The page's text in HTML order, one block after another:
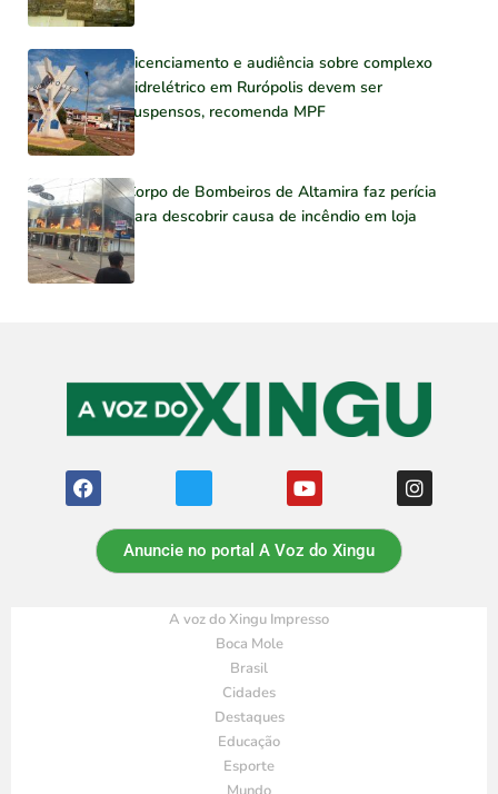
Licenciamento e audiência sobre complexo
hidrelétrico em Rurópolis devem ser
suspensos, recomenda MPF
Corpo de Bombeiros de Altamira faz perícia
para descobrir causa de incêndio em loja
Anuncie no portal A Voz do Xingu
A voz do Xingu Impresso
Boca Mole
Brasil
Cidades
Destaques
Educação
Esporte